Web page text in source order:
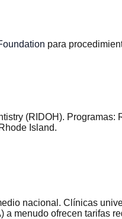
para
(RIDOH). Programas:
Island.
nacional. Clínicas
a menudo ofrecen tarifas